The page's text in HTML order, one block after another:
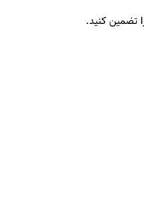
تضمین کنید.